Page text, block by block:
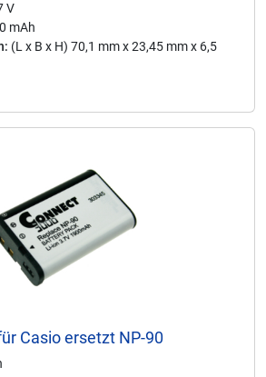
V
mAh
(L x B x H) 70,1 mm x 23,45 mm x 6,5
Casio ersetzt NP-90